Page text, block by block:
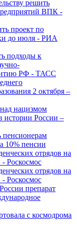
решить
ВПК -
проект по
до июля - РИА
подходы к
РФ - ТАСС
2 октября –
нацизмом
истории России –
пенсионерам
10% пенсии
отрядов на
Роскосмос
отрядов на
Роскосмос
препарат
с космодрома